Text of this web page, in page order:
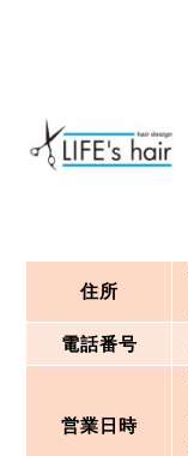
住所
電話番号
営業日時